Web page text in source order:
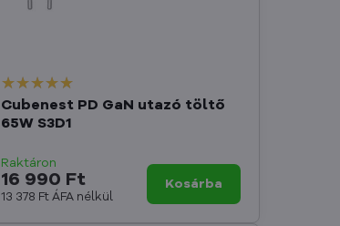
Cubenest PD GaN utazó töltő
65W S3D1
Raktáron
16 990 Ft
13 378 Ft ÁFA nélkül
Kosárba